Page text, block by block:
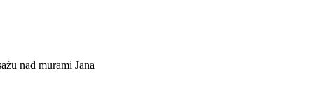
nad murami Jana